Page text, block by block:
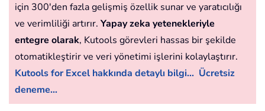
için 300'den fazla gelişmiş özellik sunar ve yaratıcılığı
ve verimliliği artırır. Yapay zeka yetenekleriyle
entegre olarak, Kutools görevleri hassas bir şekilde
otomatikleştirir ve veri yönetimi işlerini kolaylaştırır.
Kutools for Excel hakkında detaylı bilgi... Ücretsiz
deneme...